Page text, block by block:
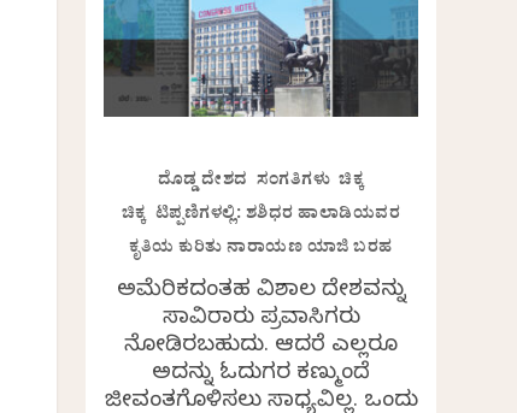
ದೊಡ್ಡ ದೇಶದ ಸಂಗತಿಗಳು ಚಿಕ್ಕ
ಚಿಕ್ಕ ಟಿಪ್ಪಣಿಗಳಲ್ಲಿ: ಶಶಿಧರ ಹಾಲಾಡಿಯವರ
ಕೃತಿಯ ಕುರಿತು ನಾರಾಯಣ ಯಾಜಿ ಬರಹ
ಅಮೆರಿಕದಂತಹ ವಿಶಾಲ ದೇಶವನ್ನು
ಸಾವಿರಾರು ಪ್ರವಾಸಿಗರು
ನೋಡಿರಬಹುದು. ಆದರೆ ಎಲ್ಲರೂ
ಅದನ್ನು ಓದುಗರ ಕಣ್ಮುಂದೆ
ಜೀವಂತಗೊಳಿಸಲು ಸಾಧ್ಯವಿಲ್ಲ. ಒಂದು